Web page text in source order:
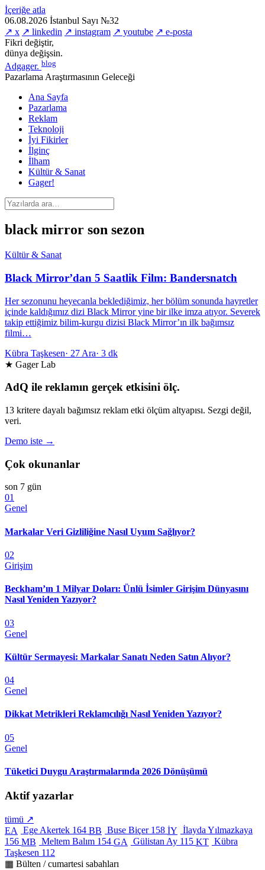
İçeriğe atla
06.08.2026 İstanbul Sayı №32
↗ x ↗ linkedin ↗ instagram ↗ youtube ↗ e-posta
Fikri değiştir,
dünya değişsin.
Adgager. blog
Pazarlama Araştırmasının Geleceği
Ana Sayfa
Pazarlama
Reklam
Teknoloji
İyi Fikirler
İlginç
İlham
Kültür & Sanat
Gager!
black mirror son sezon
Kültür & Sanat
Black Mirror’dan 5 Saatlik Film: Bandersnatch
Her sezonunu heyecanla beklediğimiz, her bölüm sonunda hayretler
içinde kaldığımız dizi Black Mirror yine bir ilke imza atıyor. Severek
takip ettiğimiz bilim-kurgu dizisi Black Mirror’ın ilk bağımsız
filmi…
Kübra Taşkesen· 27 Ara· 3 dk
★ Gager Lab
AdQ ile reklamın gerçek etkisini ölç.
13 kritere dayalı bağımsız reklam etki ölçüm altyapısı. Sezgi değil,
veri.
Demo iste →
Çok okunanlar
son 7 gün
01
Genel
Markalar Veri Gizliliğine Nasıl Uyum Sağlıyor?
02
Girişim
Beckham’ın 1 Milyar Doları: Ünlü İsimler Girişim Dünyasını
Nasıl Yeniden Yazıyor?
03
Genel
Kültür Sermayesi: Markalar Sanatı Neden Satın Alıyor?
04
Genel
Dikkat Metrikleri Reklamcılığı Nasıl Yeniden Yazıyor?
05
Genel
Tüketici Duygu Araştırmalarında 2026 Dönüşümü
Aktif yazarlar
tümü ↗
EA
Ege Akertek 164 BB Buse Biçer 158 İY İlayda Yılmazkaya
156 MB Meltem Balım 154 GA Gülistan Ay 115 KT Kübra
Taşkesen 112
▦ Bülten / cumartesi sabahları